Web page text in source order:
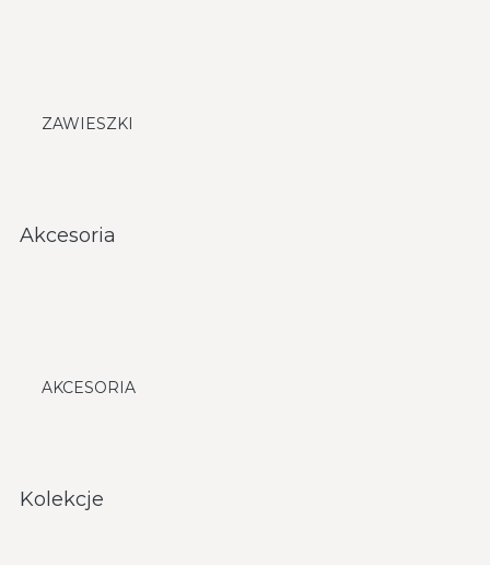
ZAWIESZKI
Akcesoria
AKCESORIA
Kolekcje